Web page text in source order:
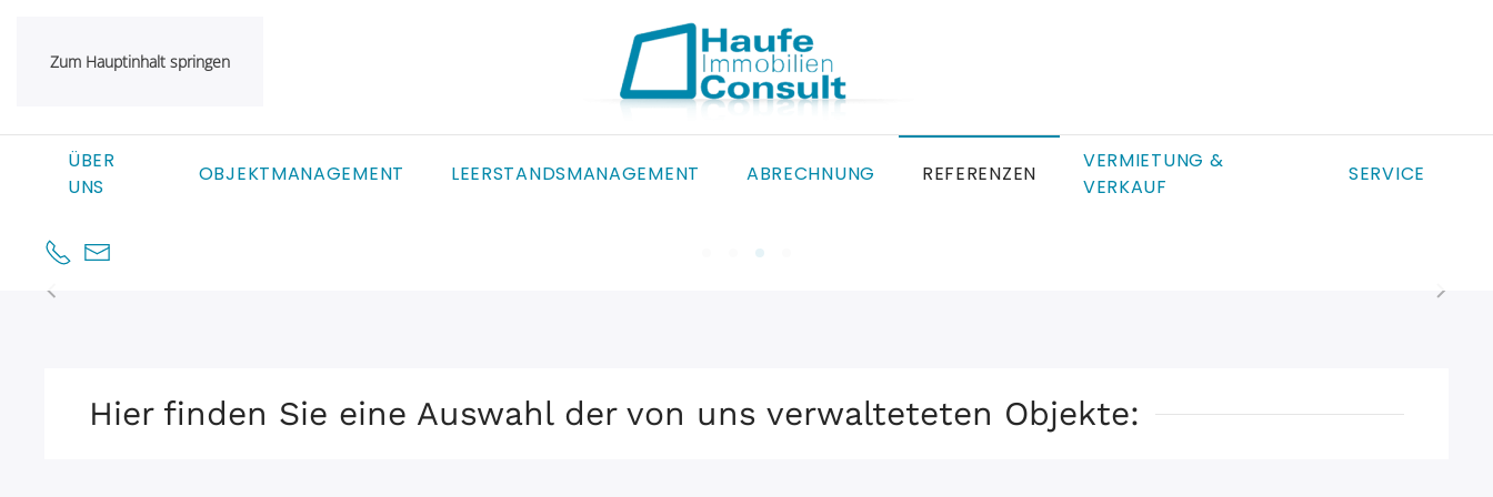
Zum Hauptinhalt springen
ÜBER
UNS
OBJEKTMANAGEMENT LEERSTANDSMANAGEMENT ABRECHNUNG REFERENZEN
VERMIETUNG &
VERKAUF
SERVICE
Hier finden Sie eine Auswahl der von uns verwalteteten Objekte: